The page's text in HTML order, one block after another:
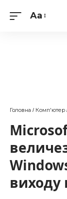
Aa
Головна / Комп'ютер
виходу